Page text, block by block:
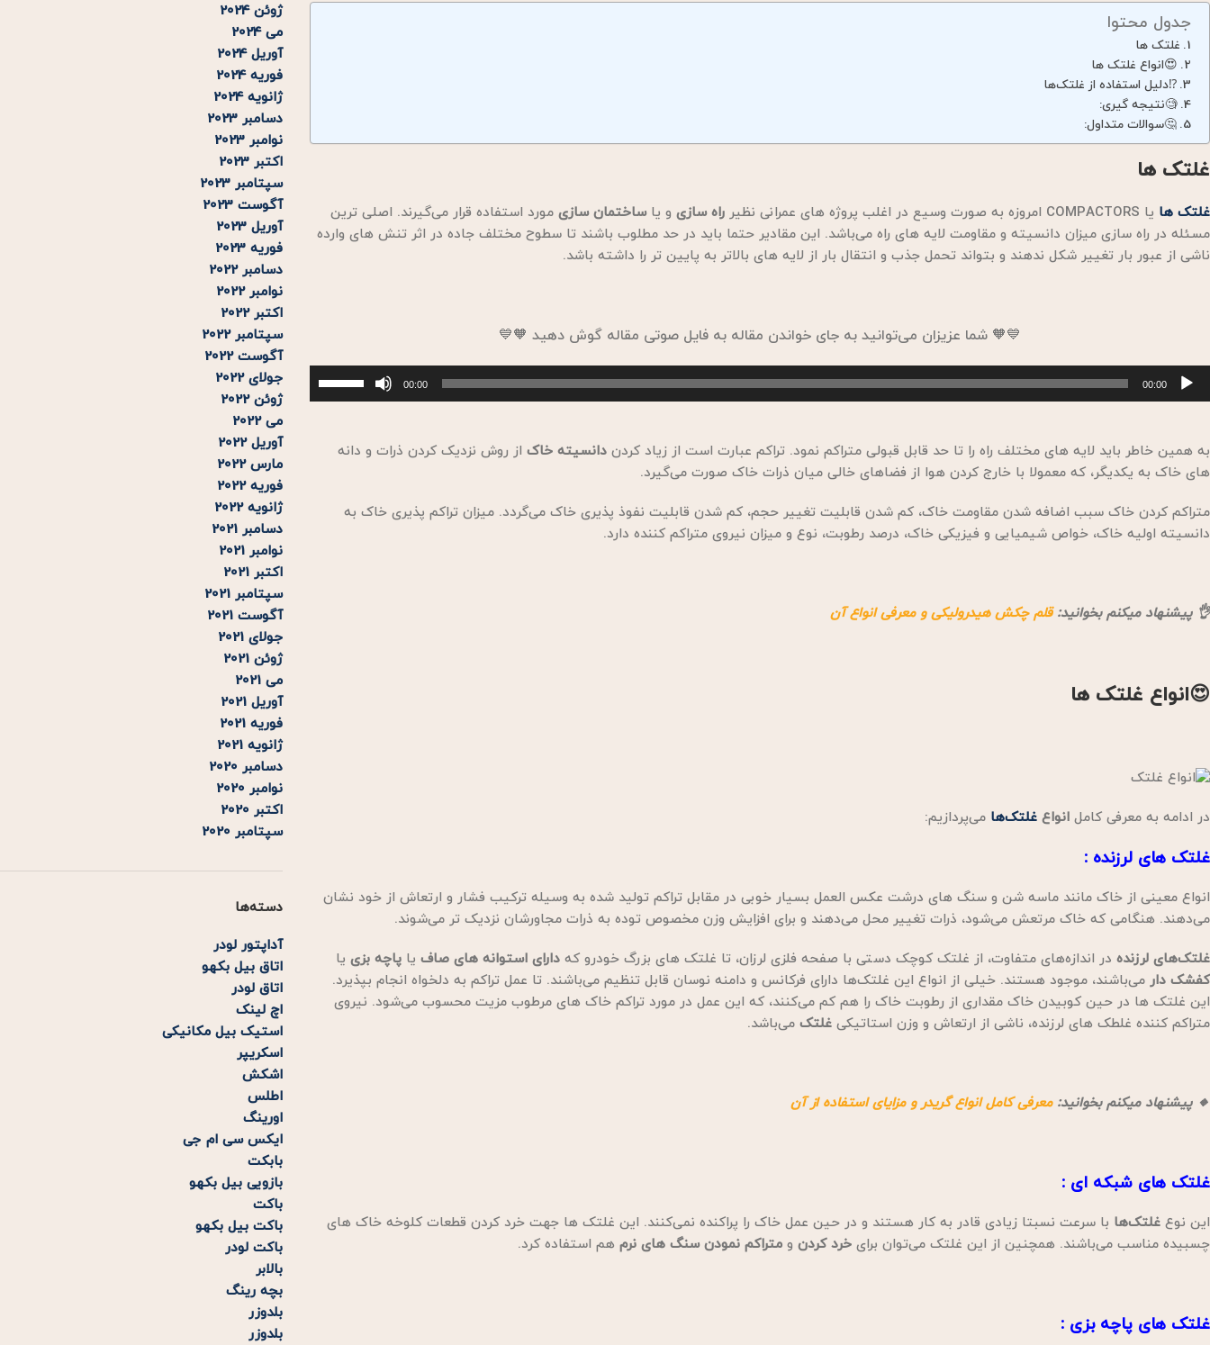
جدول محتوا
غلتک ها
😍انواع غلتک ها
⁉دلیل استفاده از غلتک‌ها
🧐نتیجه گیری:
🤔سوالات متداول:
غلتک ها
غلتک ها یا COMPACTORS امروزه به صورت وسیع در اغلب پروژه های عمرانی نظیر راه سازی و یاساختمان سازی مورد استفاده قرار می‌گیرند. اصلی ترین
مسئله در راه سازی میزان دانسیته و مقاومت لایه های راه می‌باشد. این مقادیر حتما باید در حد مطلوب باشند تا سطوح مختلف جاده در اثر تنش های وارده
ناشی از عبور بار تغییر شکل ندهند و بتواند تحمل جذب و انتقال بار از لایه های بالاتر به پایین تر را داشته باشد.
💙🧡شما عزیزان می‌توانید به جای خواندن مقاله به فایل صوتی مقاله گوش دهید 🧡💙
پخش‌کننده
صوت
00:00
00:00
افزایش
کلیدهای
استفاده
به همین خاطر باید لایه های مختلف راه را تا حد قابل قبولی متراکم نمود. تراکم عبارت است از زیاد کردن دانسیته خاک از روش نزدیک کردن ذرات و دانه
های خاک به یکدیگر، که معمولا با خارج کردن هوا از فضاهای خالی میان ذرات خاک صورت می‌گیرد.
متراکم کردن خاک سبب اضافه شدن مقاومت خاک، کم شدن قابلیت تغییر حجم، کم شدن قابلیت نفوذ پذیری خاک می‌گردد. میزان تراکم پذیری خاک به
دانسیته اولیه خاک، خواص شیمیایی و فیزیکی خاک، درصد رطوبت، نوع و میزان نیروی متراکم کننده دارد.
👌 پیشنهاد میکنم بخوانید: قلم چکش هیدرولیکی و معرفی انواع آن
😍انواع غلتک ها
در ادامه به معرفی کامل انواع غلتک‌ها می‌پردازیم:
غلتک های لرزنده :
انواع معینی از خاک مانند ماسه شن و سنگ های درشت عکس العمل بسیار خوبی در مقابل تراکم تولید شده به وسیله ترکیب فشار و ارتعاش از خود نشان
می‌دهند. هنگامی که خاک مرتعش می‌شود، ذرات تغییر محل می‌دهند و برای افزایش وزن مخصوص توده به ذرات مجاورشان نزدیک تر می‌شوند.
غلتک‌های لرزنده در اندازه‌های متفاوت، از غلتک کوچک دستی با صفحه فلزی لرزان، تا غلتک های بزرگ خودرو که دارای استوانه های صاف یا پاچه بزی یا
کفشک دار می‌باشند، موجود هستند. خیلی از انواع این غلتک‌ها دارای فرکانس و دامنه نوسان قابل تنظیم می‌باشند. تا عمل تراکم به دلخواه انجام بپذیرد.
این غلتک ها در حین کوبیدن خاک مقداری از رطوبت خاک را هم کم می‌کنند، که این عمل در مورد تراکم خاک های مرطوب مزیت محسوب می‌شود. نیروی
متراکم کننده غلطک های لرزنده، ناشی از ارتعاش و وزن استاتیکی غلتک می‌باشد.
🔸 پیشنهاد میکنم بخوانید:معرفی کامل انواع گریدر و مزایای استفاده از آن
غلتک های شبکه ای :
این نوع غلتک‌ها با سرعت نسبتا زیادی قادر به کار هستند و در حین عمل خاک را پراکنده نمی‌کنند. این غلتک ها جهت خرد کردن قطعات کلوخه خاک های
چسبیده مناسب می‌باشند. همچنین از این غلتک می‌توان برای خرد کردن و متراکم نمودن سنگ های نرم هم استفاده کرد.
غلتک های پاچه بزی :
ژوئن 2024
می 2024
آوریل 2024
فوریه 2024
ژانویه 2024
دسامبر 2023
نوامبر 2023
اکتبر 2023
سپتامبر 2023
آگوست 2023
آوریل 2023
فوریه 2023
دسامبر 2022
نوامبر 2022
اکتبر 2022
سپتامبر 2022
آگوست 2022
جولای 2022
ژوئن 2022
می 2022
آوریل 2022
مارس 2022
فوریه 2022
ژانویه 2022
دسامبر 2021
نوامبر 2021
اکتبر 2021
سپتامبر 2021
آگوست 2021
جولای 2021
ژوئن 2021
می 2021
آوریل 2021
فوریه 2021
ژانویه 2021
دسامبر 2020
نوامبر 2020
اکتبر 2020
سپتامبر 2020
دسته‌ها
آداپتور لودر
اتاق بیل بکهو
اتاق لودر
اچ لینک
استیک بیل مکانیکی
اسکریپر
اشکش
اطلس
اورینگ
ایکس سی ام جی
بابکت
بازویی بیل بکهو
باکت
باکت بیل بکهو
باکت لودر
بالابر
بچه رینگ
بلدوزر
بلدوزر